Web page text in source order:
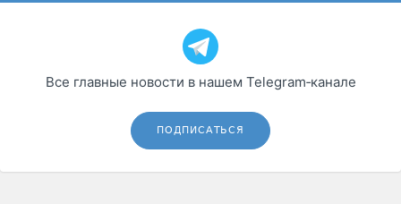
Спецтехника
Автосервис,
запчасти, шины
Топливо, масла и
автохимия
Все главные новости в нашем Telegram‑канале
ПОДПИСАТЬСЯ